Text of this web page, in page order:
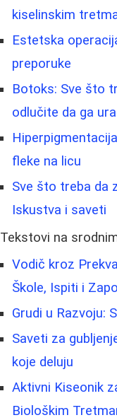
kiselinskim
Estetska
preporuke
Botoks: Sve što
odlučite da ga
fleke na licu
Sve što treba da
Iskustva i saveti
Tekstovi na
Vodič kroz
Škole, Ispiti i
Grudi u Razvoju:
Saveti za
koje deluju
Aktivni Kiseonik
Biološkim